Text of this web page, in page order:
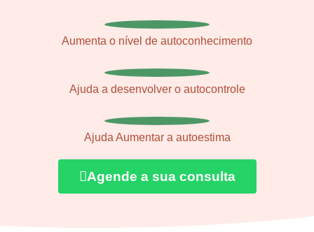
Aumenta o nível de autoconhecimento
Ajuda a desenvolver o autocontrole
Ajuda Aumentar a autoestima
Agende a sua consulta